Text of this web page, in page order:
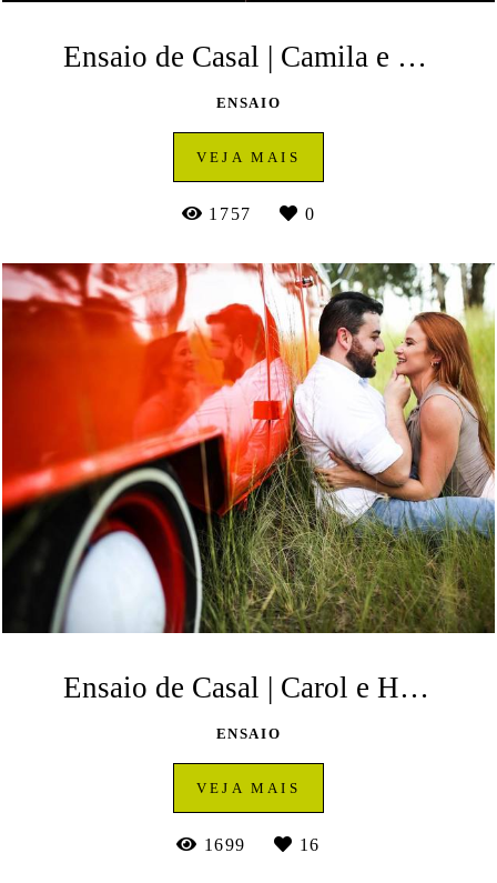
Ensaio de Casal | Camila e Marcos | Ponta Grossa
ENSAIO
VEJA MAIS
1757 0
Ensaio de Casal | Carol e Helder | Itaiacoca | Ponta Grossa
ENSAIO
VEJA MAIS
1699 16